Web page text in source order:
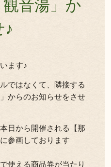
音湯」か
ます♪
ではなくて、隣接する
からのお知らせをさせ
日から開催される【那
参画しております
使える商品券が当たり